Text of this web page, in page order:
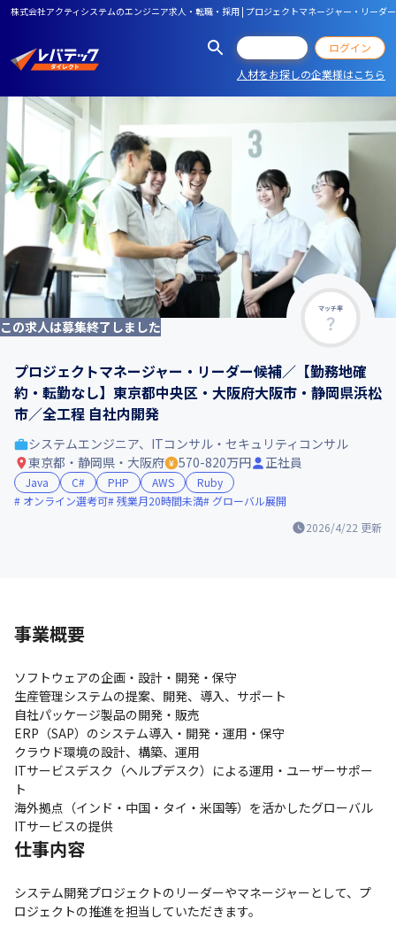
株式会社アクティシステムのエンジニア求人・転職・採用 | プロジェクトマネージャー・リー
ログイン
人材をお探しの企業様はこちら
マッチ率
この求人は募集終了しました
プロジェクトマネージャー・リーダー候補／【勤務地確
約・転勤なし】東京都中央区・大阪府大阪市・静岡県浜松
市／全工程 自社内開発
2026/4/22 更新
システムエンジニア、ITコンサル・セキュリティコンサル
東京都・静岡県・大阪府
570-820万円 正社員
Java C# PHP AWS
Ruby
オンライン選考可 残業月20時間未満 グローバル展開
事業概要
ソフトウェアの企画・設計・開発・保守
生産管理システムの提案、開発、導入、サポート
自社パッケージ製品の開発・販売
ERP（SAP）のシステム導入・開発・運用・保守
クラウド環境の設計、構築、運用
ITサービスデスク（ヘルプデスク）による運用・ユーザーサポー
ト
海外拠点（インド・中国・タイ・米国等）を活かしたグローバル
ITサービスの提供
仕事内容
システム開発プロジェクトのリーダーやマネージャーとして、プ
ロジェクトの推進を担当していただきます。